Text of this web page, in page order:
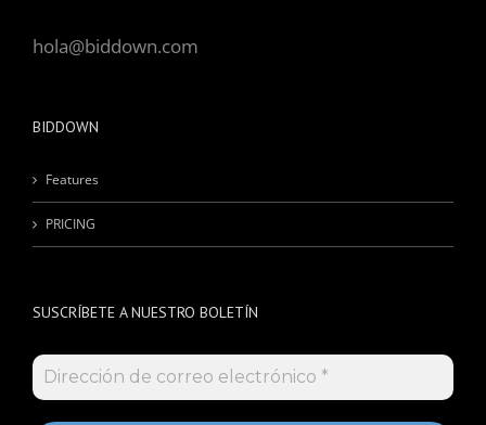
hola@biddown.com
BIDDOWN
Features
PRICING
SUSCRÍBETE A NUESTRO BOLETÍN